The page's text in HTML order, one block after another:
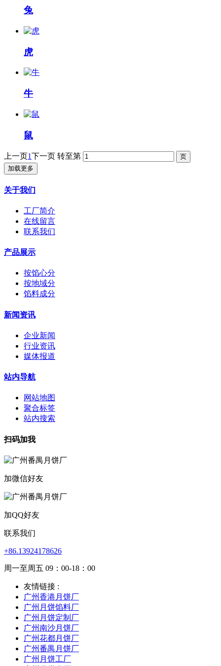
兔
虎
牛
鼠
上一页1下一页 转至第
加载更多
关于我们
工厂简介
在线留言
联系我们
产品展示
按馅心分
按地域分
馅料成分
新闻资讯
企业新闻
行业资讯
媒体报道
站内导航
网站地图
聚合标签
站内搜索
扫码加我
加微信好友
加QQ好友
联系我们
+86.13924178626
周一至周五 09：00-18：00
友情链接 :
广州香港月饼厂
广州月饼馅料厂
广州月饼定制厂
广州南沙月饼厂
广州花都月饼厂
广州番禺月饼厂
广州月饼工厂